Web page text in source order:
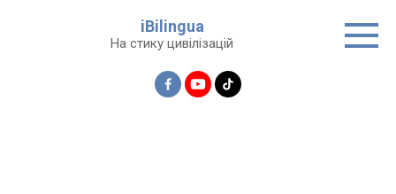
iBilingua
На стику цивілізацій